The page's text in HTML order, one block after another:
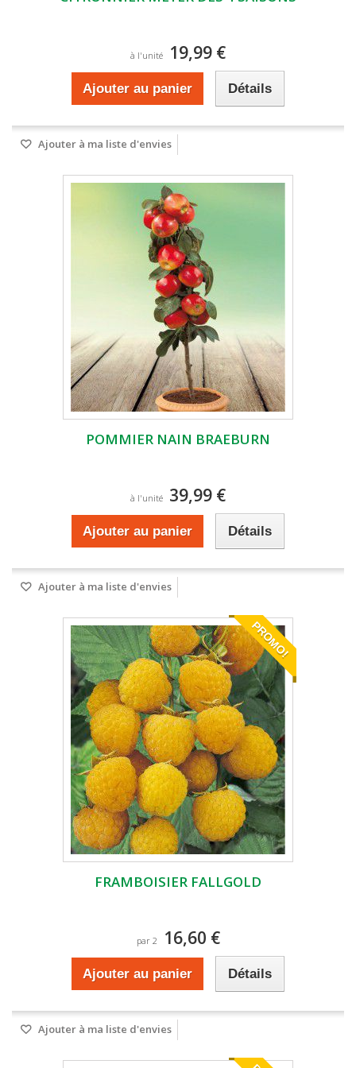
à l'unité 19,99 €
Ajouter au panier Détails
Ajouter à ma liste d'envies
POMMIER NAIN BRAEBURN
à l'unité 39,99 €
Ajouter au panier Détails
Ajouter à ma liste d'envies
PROMO!
FRAMBOISIER FALLGOLD
par 2 16,60 €
Ajouter au panier Détails
Ajouter à ma liste d'envies